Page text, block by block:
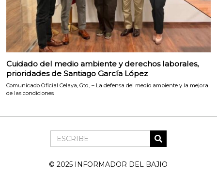
Cuidado del medio ambiente y derechos laborales,
prioridades de Santiago García López
Comunicado Oficial Celaya, Gto., – La defensa del medio ambiente y la mejora
de las condiciones
© 2025 INFORMADOR DEL BAJIO